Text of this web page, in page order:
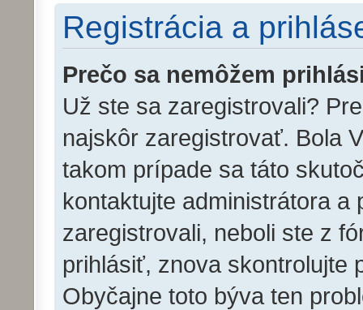
Registrácia a
Prečo sa nemôžem
Už ste sa zaregistrovali?
najskôr zaregistrovať. Bola
takom prípade sa táto
kontaktujte administrátora
zaregistrovali, neboli ste z
prihlásiť, znova skontrolujte
Obyčajne toto býva ten